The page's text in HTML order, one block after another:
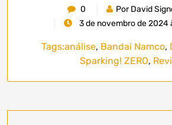
0
Por David
3 de novembro de 2024
Tags:análise, Bandai Namco,
Sparking! ZERO,